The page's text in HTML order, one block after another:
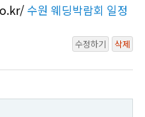
수원 웨딩박람회 일정
수정하기 삭제